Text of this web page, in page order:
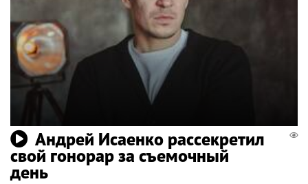
Андрей Исаенко рассекретил
свой гонорар за съемочный
день